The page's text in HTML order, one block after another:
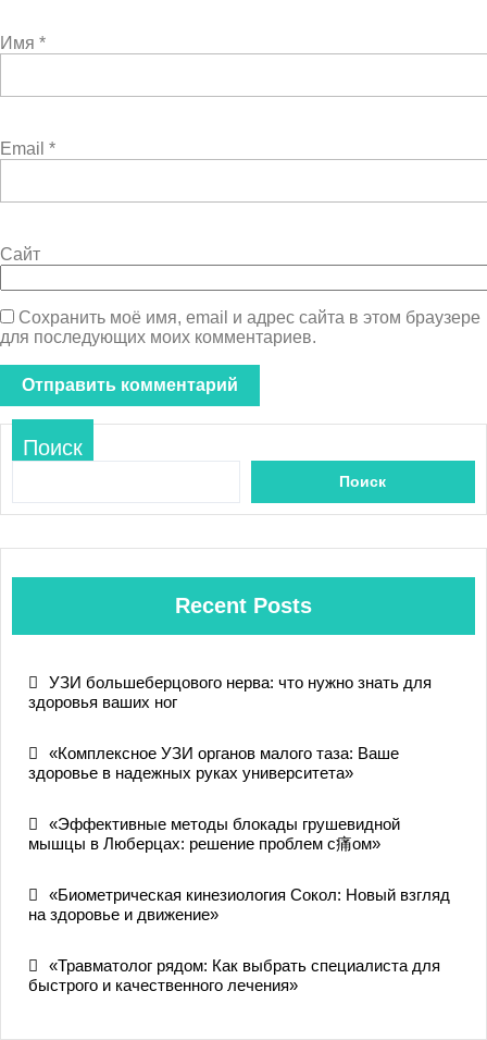
Имя *
Email *
Сайт
Сохранить моё имя, email и адрес сайта в этом браузере
для последующих моих комментариев.
Поиск
Поиск
Recent Posts
УЗИ большеберцового нерва: что нужно знать для
здоровья ваших ног
«Комплексное УЗИ органов малого таза: Ваше
здоровье в надежных руках университета»
«Эффективные методы блокады грушевидной
мышцы в Люберцах: решение проблем с痛ом»
«Биометрическая кинезиология Сокол: Новый взгляд
на здоровье и движение»
«Травматолог рядом: Как выбрать специалиста для
быстрого и качественного лечения»